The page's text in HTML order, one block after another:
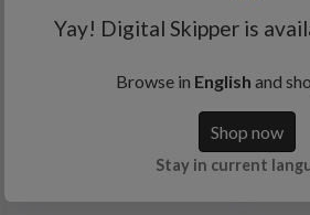
Yay! Digital Skipper is
Browse in English and
Shop now
Stay in current